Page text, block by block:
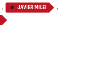
, JAVIER MILEI ,